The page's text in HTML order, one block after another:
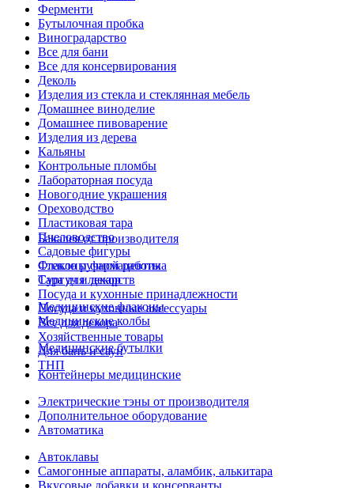
Ферменти
Бутылочная пробка
Виноградарство
Все для бани
Все для консервирования
Деколь
Изделия из стекла и стеклянная мебель
Домашнее виноделие
Домашнее пивоварение
Изделия из дерева
Кальяны
Контрольные пломбы
Лабораторная посуда
Новогодние украшения
Ореховодство
Пластиковая тара
Пчеловодство
Садовые фигуры
Стекло ручной работы
Сургуч и декор
Посуда и кухонные принадлежности
Посуда и кухонные аксессуары
Все для декора
Хозяйственные товары
Для бань и саун
ТНП
Бакалея от производителя
Флаконы фармацевтика
Тара для лекарств
Медицинские флаконы
Медицинские колбы
Медицинские бутылки
Контейнеры медицинские
Электрические тэны от производителя
Дополнительное оборудование
Автоматика
Автоклавы
Самогонные аппараты, аламбик, алькитара
Вкусовые добавки и консерванты